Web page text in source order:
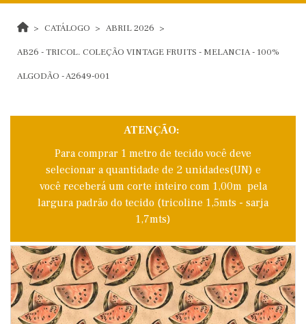
CATÁLOGO ABRIL 2026
AB26 - TRICOL. COLEÇÃO VINTAGE FRUITS - MELANCIA - 100%
ALGODÃO - A2649-001
ATENÇÃO:
Para comprar 1 metro de tecido você deve
selecionar a quantidade de 2 unidades(UN) e
você receberá um corte inteiro com 1,00m pela
largura padrão do tecido (tricoline 1,5mts - sarja
1,7mts)